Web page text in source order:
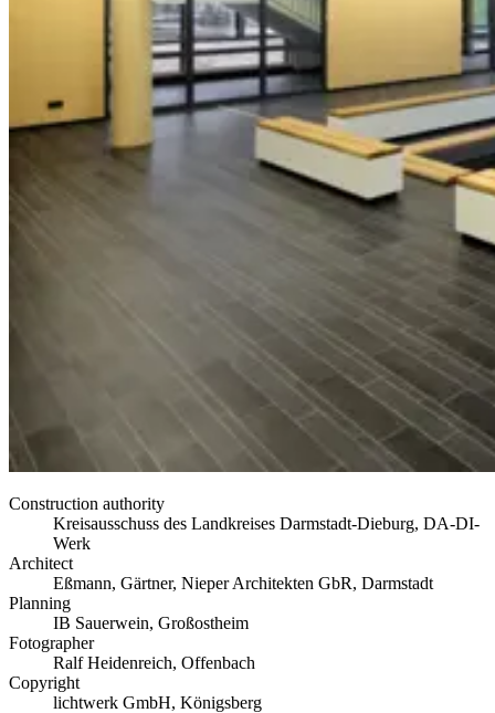
Construction authority
Kreisausschuss des Landkreises Darmstadt-Dieburg, DA-DI-
Werk
Architect
Eßmann, Gärtner, Nieper Architekten GbR, Darmstadt
Planning
IB Sauerwein, Großostheim
Fotographer
Ralf Heidenreich, Offenbach
Copyright
lichtwerk GmbH, Königsberg